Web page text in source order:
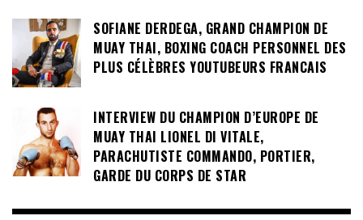
SOFIANE DERDEGA, GRAND CHAMPION DE
MUAY THAI, BOXING COACH PERSONNEL DES
PLUS CÉLÈBRES YOUTUBEURS FRANCAIS
INTERVIEW DU CHAMPION D’EUROPE DE
MUAY THAI LIONEL DI VITALE,
PARACHUTISTE COMMANDO, PORTIER,
GARDE DU CORPS DE STAR